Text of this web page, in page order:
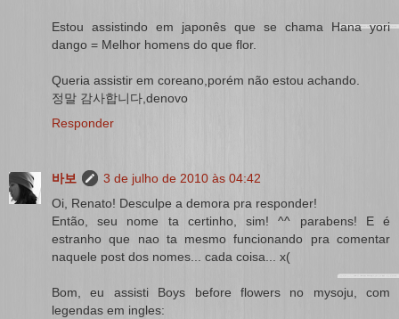
Estou assistindo em japonês que se chama Hana yori
dango = Melhor homens do que flor.
Queria assistir em coreano,porém não estou achando.
정말 감사합니다,denovo
Responder
바보
3 de julho de 2010 às 04:42
Oi, Renato! Desculpe a demora pra responder!
Então, seu nome ta certinho, sim! ^^ parabens! E é
estranho que nao ta mesmo funcionando pra comentar
naquele post dos nomes... cada coisa... x(
Bom, eu assisti Boys before flowers no mysoju, com
legendas em ingles: